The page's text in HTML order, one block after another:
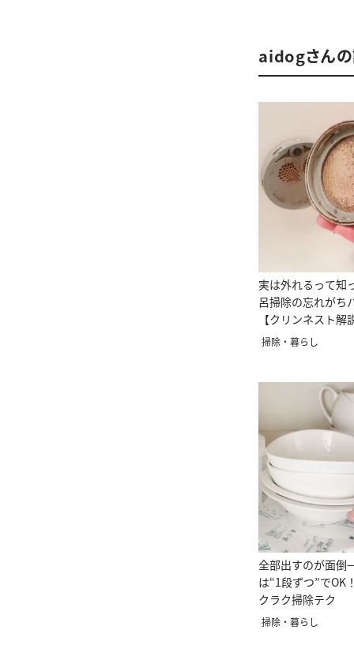
aidogさん
実は外れるって知
呂掃除の忘れがち
【クリンネスト解
掃除・暮らし
全部出すのが面倒
は“1段ずつ”でOK
クラク掃除テク
掃除・暮らし